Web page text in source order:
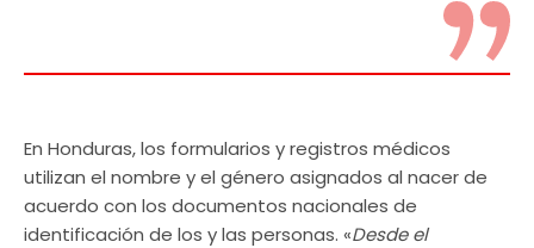
En Honduras, los formularios y registros médicos
utilizan el nombre y el género asignados al nacer de
acuerdo con los documentos nacionales de
identificación de los y las personas. «Desde el